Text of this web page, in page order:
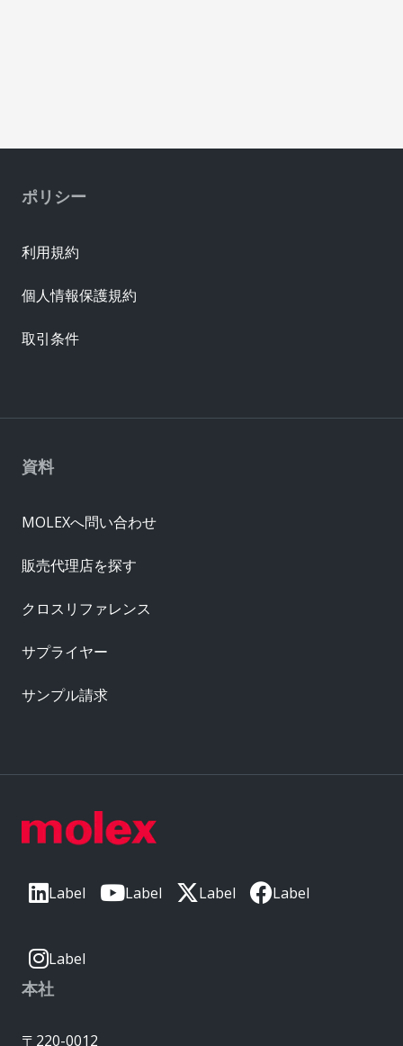
Label Label Label Label
Label
本社
〒220-0012
資料
MOLEXへ問い合わせ
販売代理店を探す
クロスリファレンス
サプライヤー
サンプル請求
ポリシー
利用規約
個人情報保護規約
取引条件